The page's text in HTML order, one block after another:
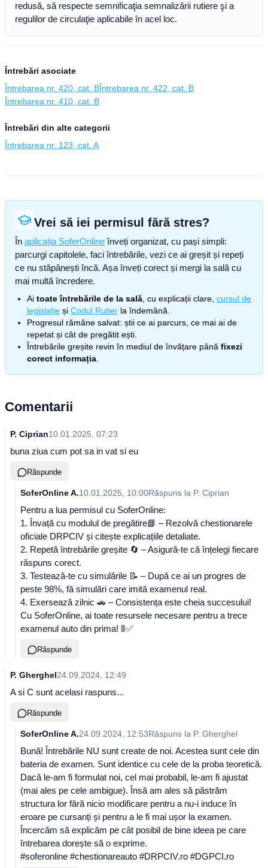
redusă, să respecte semnificaţia semnalizării rutiere şi a
regulilor de circulaţie aplicabile în acel loc.
Întrebări asociate
Întrebarea nr. 420, cat. BÎntrebarea nr. 422, cat. B
Întrebarea nr. 410, cat. B
Întrebări din alte categorii
Întrebarea nr. 123, cat. A
Vrei să iei permisul fără stres?
În aplicația SoferOnline înveți organizat, cu pași simpli:
parcurgi capitolele, faci întrebările, vezi ce ai greșit și repeți
ce nu stăpânești încă. Așa înveți corect și mergi la sală cu
mai multă încredere.
Ai toate întrebările de la sală , cu explicații clare, cursul de
legislație și Codul Rutier la îndemână.
Progresul rămâne salvat: știi ce ai parcurs, ce mai ai de
repetat și cât de pregătit ești.
Întrebările greșite revin în mediul de învățare până fixezi
corect informația
Comentarii
P. Ciprian10.01.2025, 07:23
buna ziua cum pot sa in vat si eu
Răspunde
SoferOnline A.10.01.2025, 10:00Răspuns la P. Ciprian
Pentru a lua permisul cu SoferOnline:
1. Învață cu modulul de pregătire📘 – Rezolvă chestionarele
oficiale DRPCIV și citește explicațiile detaliate.
2. Repetă întrebările greșite 🔄 – Asigură-te că înțelegi fiecare
răspuns corect.
3. Testează-te cu simulările 📝 – După ce ai un progres de
peste 98%, fă simulări care imită examenul real.
4. Exersează zilnic 🚗 – Consistența este cheia succesului!
Cu SoferOnline, ai toate resursele necesare pentru a trece
examenul auto din prima! 🚦✅
Răspunde
P. Gherghel24.09.2024, 12:49
A si C sunt acelasi raspuns...
Răspunde
SoferOnline A.24.09.2024, 12:53Răspuns la P. Gherghel
Bună! Întrebările NU sunt create de noi. Acestea sunt cele din
bateria de examen. Sunt identice cu cele de la proba teoretică.
Dacă le-am fi formulat noi, cel mai probabil, le-am fi ajustat
(mai ales pe cele ambigue). Însă am ales să păstrăm
structura lor fără nicio modificare pentru a nu-i induce în
eroare pe cursanți și pentru a le fi mai ușor la examen.
Încercăm să explicăm pe cât posibil de bine ideea pe care
întrebarea dorește să o exprime.
#soferonline #chestionareauto #DRPCIV.ro #DGPCI.ro